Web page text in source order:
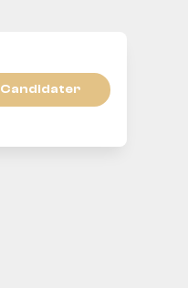
Candidater